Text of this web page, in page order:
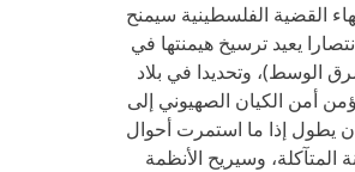
القضية الفلسطينية سيمنح
يعيد ترسيخ هيمنتها في
الوسط)، وتحديدا في بلاد
أمن الكيان الصهيوني إلى
يطول إذا ما استمرت أحوال
المتآكلة، وسيريح الأنظمة